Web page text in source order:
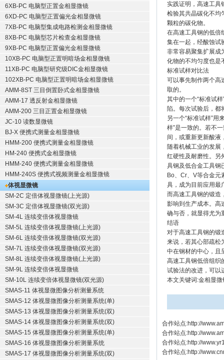
6XB-PC 电脑型正置金相显微镜
6XD-PC 电脑型正置偏光金相显微镜
7XB-PC 电脑型集成电路检测金相显微镜
8XB-PC 电脑型芯片检查金相显微镜
9XB-PC 电脑型正置偏光金相显微镜
10XB-PC 电脑型正置明暗场金相显微镜
11XB-PC 电脑型研究级DIC金相显微镜
102XB-PC 电脑型正置明暗场金相显微镜
AMM-8ST 三目倒置卧式金相显微镜
AMM-17 透反射金相显微镜
AMM-200 三目正置金相显微镜
JC-10 读数显微镜
BJ-X 便携式测量金相显微镜
HMM-200 便携式测量金相显微镜
HM-240 便携式金相显微镜
HMM-240 便携式测量金相显微镜
HMM-240S 便携式视频测量金相显微镜
体视显微镜
SM-2C 定倍体视显微镜(上光源)
SM-3C 定倍体视显微镜(双光源)
SM-4L 连续变倍体视显微镜
SM-5L 连续变倍体视显微镜(上光源)
SM-6L 连续变倍体视显微镜(双光源)
SM-7L 连续变倍体视显微镜(双光源)
SM-8L 连续变倍体视显微镜(上光源)
SM-9L 连续变倍体视显微镜
SM-10L 连续变倍体视显微镜(双光源)
SMAS-11 体视显微图像分析测量系统
SMAS-12 体视显微图像分析测量系统(单)
SMAS-13 体视显微图像分析测量系统(双)
SMAS-14 体视显微图像分析测量系统(双)
SMAS-15 体视显微图像分析测量系统(单)
SMAS-16 体视显微图像分析测量系统
SMAS-17 体视显微图像分析测量系统(双)
实践证明，高速工具
检验其共晶碳化不均
颗粒的碳化物。
在高速工具钢的低倍
集在一起，经酸蚀试
非常容易聚集扩展成
化物的不均匀度也是
标准试样对比法
可以事先制作两个高
取的。
其中的一个“标准试
陷。每次试验后，都
另一个“标准试样”用
样”是一致的。若不
间，或重新更新酸液
随着机械工业的发展
红硬性及耐磨性。另
具钢及低合金工具钢
Bo、Cr、V等合金元
具，成为目前应用最
而高速工具钢的锻造
影响到生产成本。高
确与否，就显得尤为
结语
对于高速工具钢的锻
来说，若其心部疏松
中在钢材的中心，且
高速工具钢低倍组织
试验法的改进，可以
本文关键词:金相显微
合作站点:http://
合作站点:http://
合作站点:http://
合作站点:http://